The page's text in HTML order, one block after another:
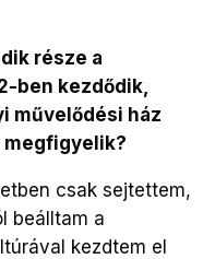
része a
ben kezdődik,
művelődési ház
megfigyelik?
csak sejtettem,
beálltam a
kezdtem el